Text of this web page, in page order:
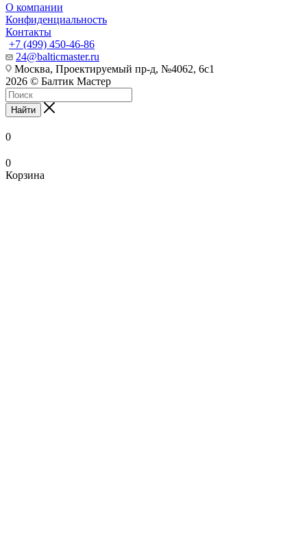
О компании
Конфиденциальность
Контакты
+7 (499) 450-46-86
24@balticmaster.ru
Москва, Проектируемый пр-д, №4062, 6с1
2026 © Балтик Мастер
Найти
0
0
Корзина